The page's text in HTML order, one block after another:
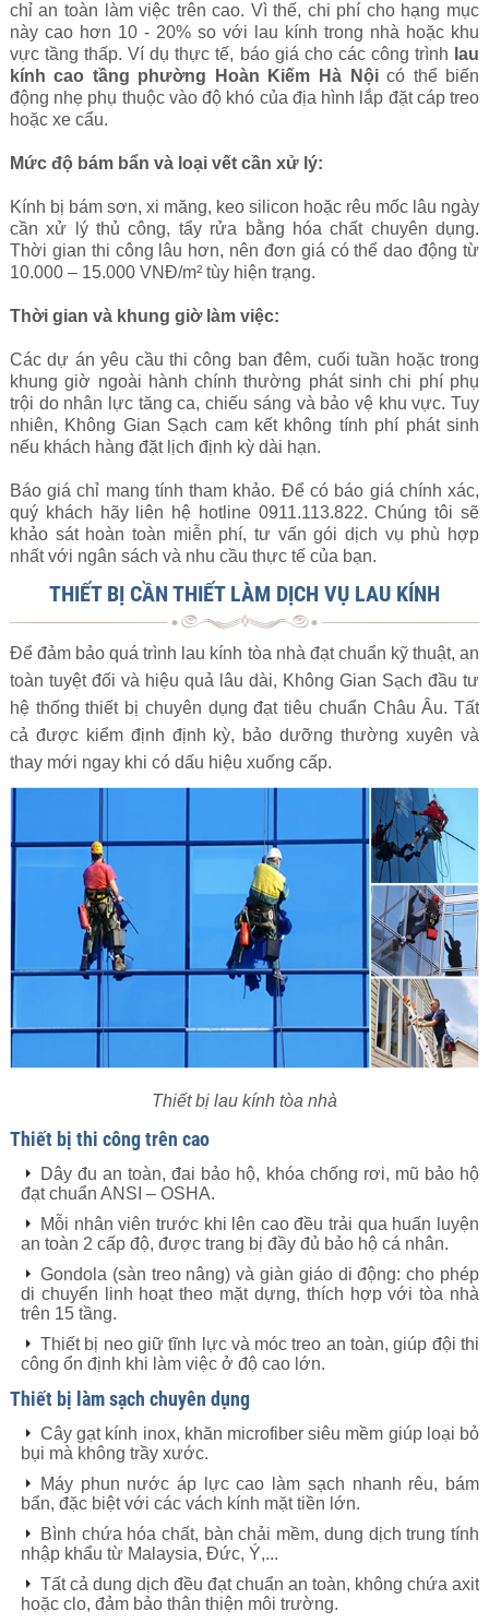
chỉ an toàn làm việc trên cao. Vì thế, chi phí cho hạng mục
này cao hơn 10 - 20% so với lau kính trong nhà hoặc khu
vực tầng thấp. Ví dụ thực tế, báo giá cho các công trình lau
kính cao tầng phường Hoàn Kiếm Hà Nộicó thể biến
động nhẹ phụ thuộc vào độ khó của địa hình lắp đặt cáp treo
hoặc xe cẩu.
Mức độ bám bẩn và loại vết cần xử lý:
Kính bị bám sơn, xi măng, keo silicon hoặc rêu mốc lâu ngày
cần xử lý thủ công, tẩy rửa bằng hóa chất chuyên dụng.
Thời gian thi công lâu hơn, nên đơn giá có thể dao động từ
10.000 – 15.000 VNĐ/m² tùy hiện trạng.
Thời gian và khung giờ làm việc:
Các dự án yêu cầu thi công ban đêm, cuối tuần hoặc trong
khung giờ ngoài hành chính thường phát sinh chi phí phụ
trội do nhân lực tăng ca, chiếu sáng và bảo vệ khu vực. Tuy
nhiên, Không Gian Sạch cam kết không tính phí phát sinh
nếu khách hàng đặt lịch định kỳ dài hạn.
Báo giá chỉ mang tính tham khảo. Để có báo giá chính xác,
quý khách hãy liên hệ hotline 0911.113.822. Chúng tôi sẽ
khảo sát hoàn toàn miễn phí, tư vấn gói dịch vụ phù hợp
nhất với ngân sách và nhu cầu thực tế của bạn.
THIẾT BỊ CẦN THIẾT LÀM DỊCH VỤ LAU KÍNH
Để đảm bảo quá trình lau kính tòa nhà đạt chuẩn kỹ thuật, an
toàn tuyệt đối và hiệu quả lâu dài, Không Gian Sạch đầu tư
hệ thống thiết bị chuyên dụng đạt tiêu chuẩn Châu Âu. Tất
cả được kiểm định định kỳ, bảo dưỡng thường xuyên và
thay mới ngay khi có dấu hiệu xuống cấp.
Thiết bị lau kính tòa nhà
Thiết bị thi công trên cao
Dây đu an toàn, đai bảo hộ, khóa chống rơi, mũ bảo hộ
đạt chuẩn ANSI – OSHA.
Mỗi nhân viên trước khi lên cao đều trải qua huấn luyện
an toàn 2 cấp độ, được trang bị đầy đủ bảo hộ cá nhân.
Gondola (sàn treo nâng) và giàn giáo di động: cho phép
di chuyển linh hoạt theo mặt dựng, thích hợp với tòa nhà
trên 15 tầng.
Thiết bị neo giữ tĩnh lực và móc treo an toàn, giúp đội thi
công ổn định khi làm việc ở độ cao lớn.
Thiết bị làm sạch chuyên dụng
Cây gạt kính inox, khăn microfiber siêu mềm giúp loại bỏ
bụi mà không trầy xước.
Máy phun nước áp lực cao làm sạch nhanh rêu, bám
bẩn, đặc biệt với các vách kính mặt tiền lớn.
Bình chứa hóa chất, bàn chải mềm, dung dịch trung tính
nhập khẩu từ Malaysia, Đức, Ý,...
Tất cả dung dịch đều đạt chuẩn an toàn, không chứa axit
hoặc clo, đảm bảo thân thiện môi trường.